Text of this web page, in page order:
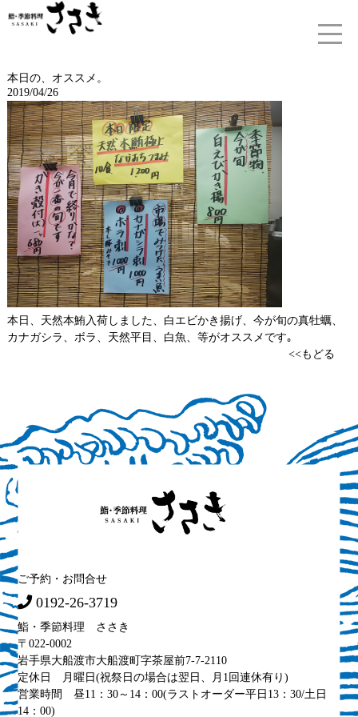
本日の、オススメ。
2019/04/26
本日、天然本鮪入荷しました、白エビかき揚げ、今が旬の真牡蠣、
カナガシラ、ボラ、天然平目、白魚、等がオススメです｡
<<もどる
ご予約・お問合せ
0192-26-3719
鮨・季節料理 ささき
〒022-0002
岩手県大船渡市大船渡町字茶屋前7-7-2110
定休日 月曜日(祝祭日の場合は翌日、月1回連休有り)
営業時間 昼11：30～14：00(ラストオーダー平日13：30/土日
14：00)